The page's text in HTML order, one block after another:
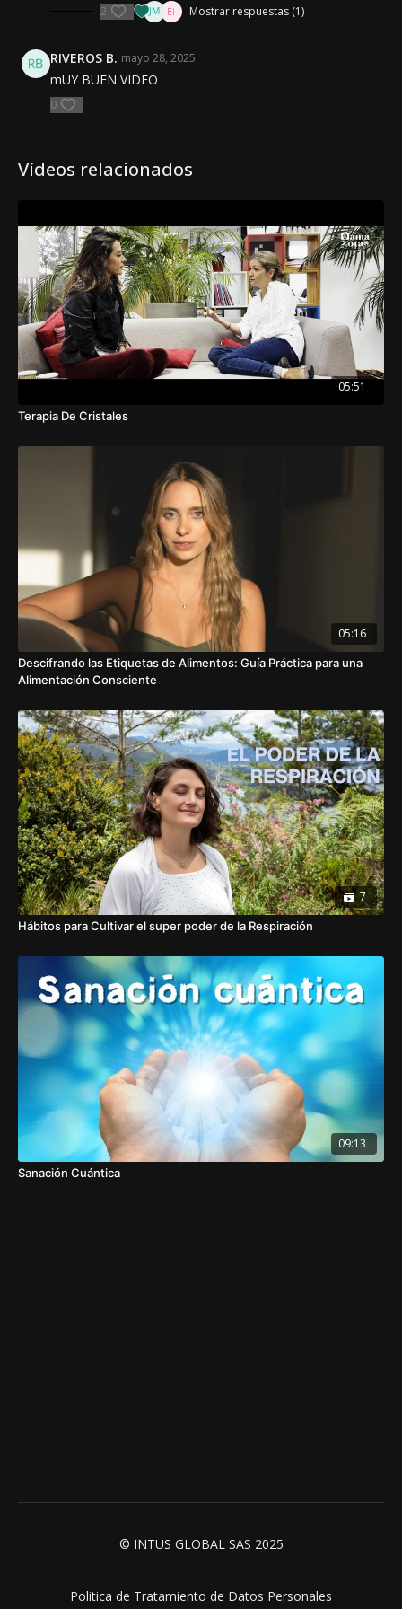
práctica es un regalo para regular tus emociones, bajar la
momentos en que todo parece ir demasiado rápido. Tu
respiración está siempre contigo. Solo necesitas aprender a
usarla.
2 Mostrar respuestas (1)
RIVEROS B. mayo 28, 2025
mUY BUEN VIDEO
0
Vídeos relacionados
05:51
Terapia De Cristales
05:16
Descifrando las Etiquetas de Alimentos: Guía Práctica para una
Alimentación Consciente
7
Hábitos para Cultivar el super poder de la Respiración
09:13
Sanación Cuántica
© INTUS GLOBAL SAS 2025
Politica de Tratamiento de Datos Personales